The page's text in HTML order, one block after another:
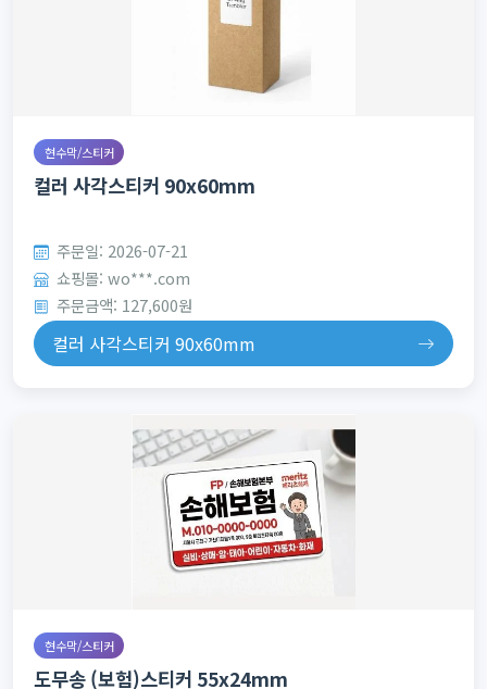
현수막/스티커
컬러 사각스티커 90x60mm
주문일: 2026-07-21
쇼핑몰: wo***.com
주문금액: 127,600원
컬러 사각스티커 90x60mm
현수막/스티커
도무송 (보험)스티커 55x24mm